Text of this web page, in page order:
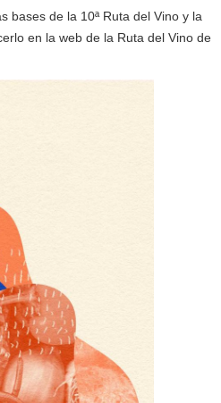
bases de la 10ª Ruta del Vino y la
en la web de la Ruta del Vino de